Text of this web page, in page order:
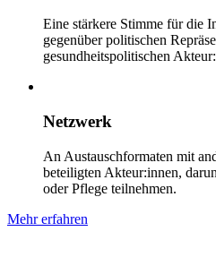
Eine stärkere Stimme für die
gegenüber politischen
gesundheitspolitischen
Netzwerk
An Austauschformaten mit
beteiligten Akteur:innen,
oder Pflege teilnehmen.
Mehr erfahren